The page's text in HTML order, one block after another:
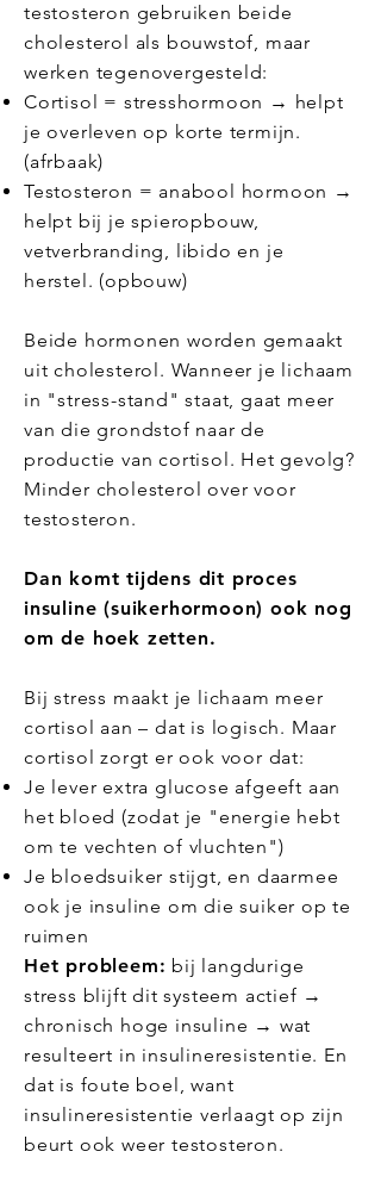
testosteron gebruiken beide
cholesterol als bouwstof, maar
werken tegenovergesteld:
Cortisol = stresshormoon → helpt
je overleven op korte termijn.
(afrbaak)
Testosteron = anabool hormoon →
helpt bij je spieropbouw,
vetverbranding, libido en je
herstel. (opbouw)
Beide hormonen worden gemaakt
uit cholesterol. Wanneer je lichaam
in "stress-stand" staat, gaat meer
van die grondstof naar de
productie van cortisol. Het gevolg?
Minder cholesterol over voor
testosteron.
Dan komt tijdens dit proces
insuline (suikerhormoon) ook nog
om de hoek zetten.
Bij stress maakt je lichaam meer
cortisol aan – dat is logisch. Maar
cortisol zorgt er ook voor dat:
Je lever extra glucose afgeeft aan
het bloed (zodat je "energie hebt
om te vechten of vluchten")
Je bloedsuiker stijgt, en daarmee
ook je insuline om die suiker op te
ruimen
Het probleem: bij langdurige
stress blijft dit systeem actief →
chronisch hoge insuline → wat
resulteert in insulineresistentie. En
dat is foute boel, want
insulineresistentie verlaagt op zijn
beurt ook weer testosteron.